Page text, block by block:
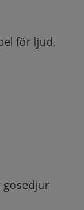
för ljud,